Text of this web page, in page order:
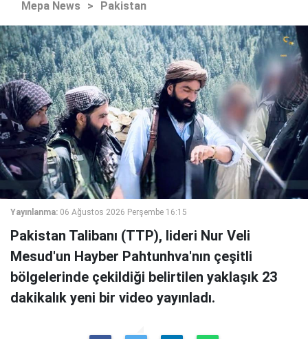
Mepa News > Pakistan
Yayınlanma: 06 Ağustos 2026 Perşembe 16:15
Pakistan Talibanı (TTP), lideri Nur Veli
Mesud'un Hayber Pahtunhva'nın çeşitli
bölgelerinde çekildiği belirtilen yaklaşık 23
dakikalık yeni bir video yayınladı.